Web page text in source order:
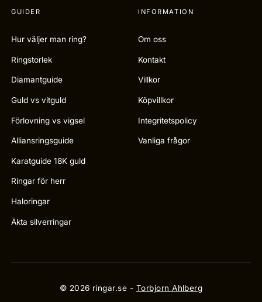
GUIDER
Hur väljer man ring?
Ringstorlek
Diamantguide
Guld vs vitguld
Förlovning vs vigsel
Alliansringsguide
Karatguide 18K guld
Ringar för herr
Haloringar
Äkta silverringar
INFORMATION
Om oss
Kontakt
Villkor
Köpvillkor
Integritetspolicy
Vanliga frågor
© 2026 ringar.se - Torbjorn Ahlberg